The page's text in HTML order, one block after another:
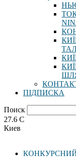
ПІДПИСКА
Поиск
27.6 C
Киев
КОНКУРСНИЙ